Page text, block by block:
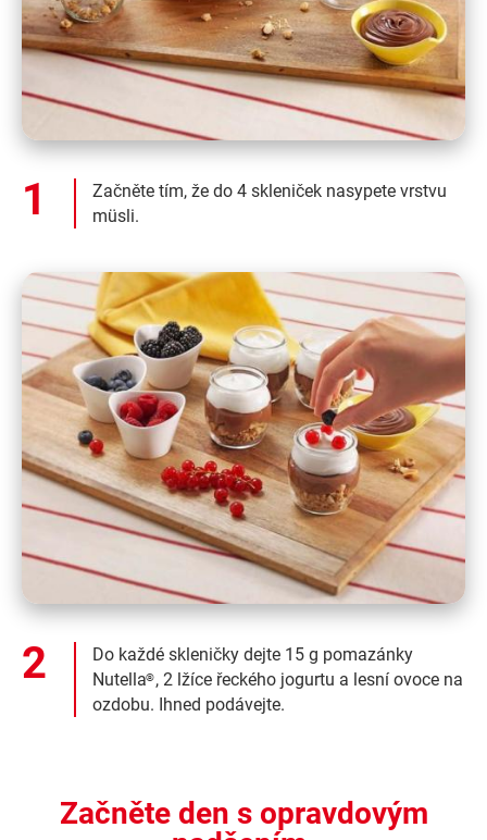
Začněte tím, že do 4 skleniček nasypete vrstvu
müsli.
Do každé skleničky dejte 15 g pomazánky
Nutella®, 2 lžíce řeckého jogurtu a lesní ovoce na
ozdobu. Ihned podávejte.
Začněte den s opravdovým